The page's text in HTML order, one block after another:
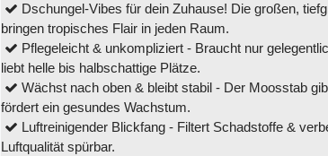
Dschungel-Vibes für dein Zuhause! Die großen,
bringen tropisches Flair in jeden Raum.
Pflegeleicht & unkompliziert - Braucht nur
liebt helle bis halbschattige Plätze.
Wächst nach oben & bleibt stabil - Der Moosstab
fördert ein gesundes Wachstum.
Luftreinigender Blickfang - Filtert Schadstoffe &
Luftqualität spürbar.